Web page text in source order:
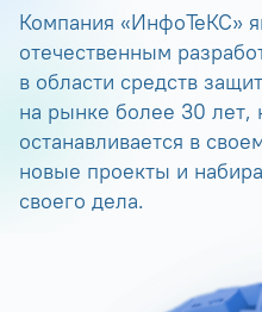
Компания «ИнфоТеКС»
отечественным
в области средств
на рынке более 30 лет,
останавливается в
новые проекты и
своего дела.